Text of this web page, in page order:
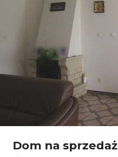
Dom na sprzedaż